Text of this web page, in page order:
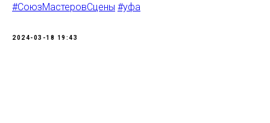
#СоюзМастеровСцены #уфа
2024-03-18 19:43